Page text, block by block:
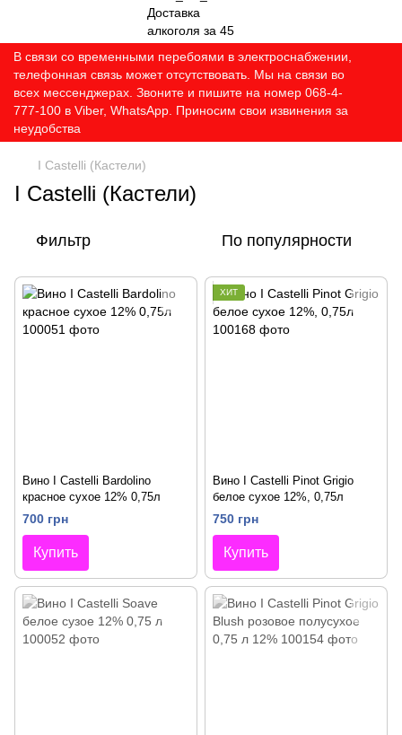
В связи со временными перебоями в электроснабжении,
телефонная связь может отсутствовать. Мы на связи во
всех мессенджерах. Звоните и пишите на номер 068-4-
777-100 в Viber, WhatsApp. Приносим свои извинения за
неудобства
I Castelli (Кастели)
I Castelli (Кастели)
Фильтр По популярности
Вино I Castelli Bardolino
красное сухое 12% 0,75л
700 грн
Купить
ХИТ
Вино I Castelli Pinot Grigio
белое сухое 12%, 0,75л
750 грн
Купить